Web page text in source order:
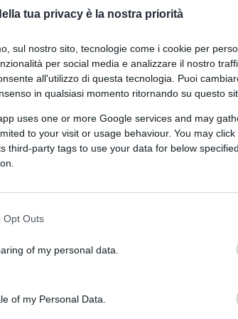
tua privacy è la nostra priorità
sul nostro sito, tecnologie come i cookie per
per social media e analizzare il nostro
all'utilizzo di questa tecnologia. Puoi
in qualsiasi momento ritornando su questo
uses one or more Google services and may
to your visit or usage behaviour. You may
third-party tags to use your data for below
Opt Outs
of my personal data.
of my Personal Data.
5:57
2.5k
di Ceuta, ecco tutti i
Sanchez